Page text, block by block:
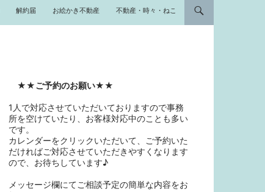
解約届 お絵かき不動産 不動産・時々・ねこ
★★ご予約のお願い★★
1人で対応させていただいておりますので事務
所を空けていたり、お客様対応中のことも多い
です。
カレンダーをクリックいただいて、ご予約いた
だければご対応させていただきやすくなります
ので、お待ちしています♪
メッセージ欄にてご相談予定の簡単な内容をお